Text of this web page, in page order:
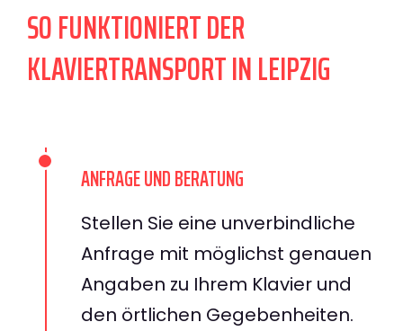
SO FUNKTIONIERT DER
KLAVIERTRANSPORT IN LEIPZIG
ANFRAGE UND BERATUNG
Stellen Sie eine unverbindliche
Anfrage mit möglichst genauen
Angaben zu Ihrem Klavier und
den örtlichen Gegebenheiten.